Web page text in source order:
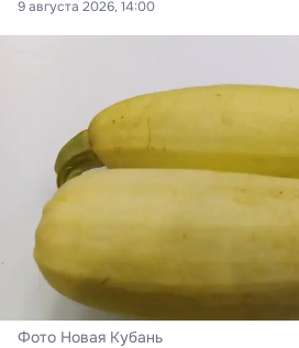
9 августа 2026, 14:00
Фото Новая Кубань